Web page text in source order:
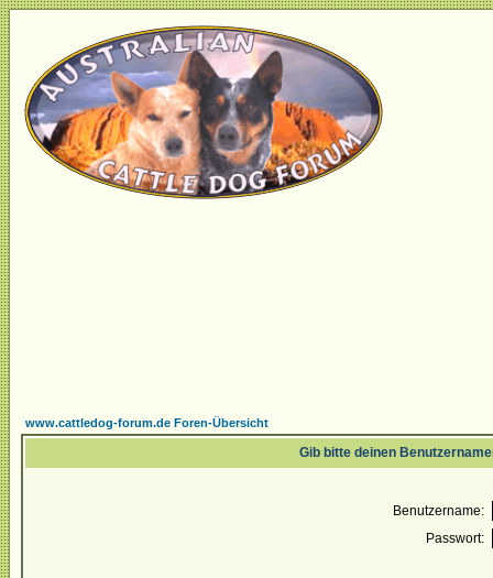
www.cattledog-forum.de Foren-Übersicht
Gib bitte deinen
Benutzername:
Passwort: